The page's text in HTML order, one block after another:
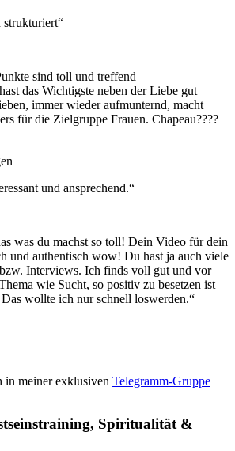
strukturiert“
sind toll und treffend
das Wichtigste neben der Liebe gut
immer wieder aufmunternd, macht
für die Zielgruppe Frauen. Chapeau????
und ansprechend.“
was du machst so toll! Dein Video für dein
und authentisch wow! Du hast ja auch viele
Interviews. Ich finds voll gut und vor
wie Sucht, so positiv zu besetzen ist
wollte ich nur schnell loswerden.“
in meiner exklusiven Telegramm-Gruppe
Spiritualität &